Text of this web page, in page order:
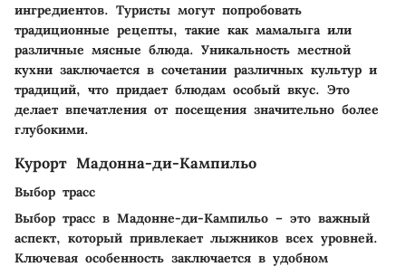
ингредиентов. Туристы могут попробовать
традиционные рецепты, такие как мамалыга или
различные мясные блюда. Уникальность местной
кухни заключается в сочетании различных культур и
традиций, что придает блюдам особый вкус. Это
делает впечатления от посещения значительно более
глубокими.
Курорт Мадонна-ди-Кампильо
Выбор трасс
Выбор трасс в Мадонне-ди-Кампильо – это важный
аспект, который привлекает лыжников всех уровней.
Ключевая особенность заключается в удобном